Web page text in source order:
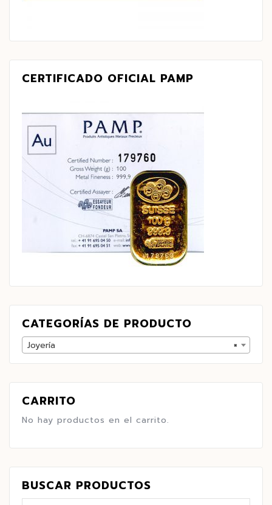
CERTIFICADO OFICIAL PAMP
CATEGORÍAS DE PRODUCTO
×
Joyería
CARRITO
No hay productos en el carrito.
BUSCAR PRODUCTOS